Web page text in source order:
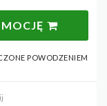
POWODZENIEM